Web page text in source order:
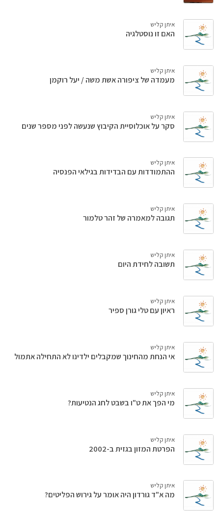
איתן קליש
האם זו נוסטלגיה
איתן קליש
מעמדה של ציפורה אשת משה / יעל רוקמן
איתן קליש
סקר על אוכלוסיית הקיבוץ שנעשה לפני מספר שנים
איתן קליש
ההתמודדות עם הבדידות בגילאי הפנסיה
איתן קליש
תגובה למאמרה של זהר טלמור
איתן קליש
תשובה לחידת היום
איתן קליש
ראיון עם טלי גורן ספיר
איתן קליש
אי הנחת מהחינוך שמקבלים ילדינו לא התחילה אתמול
איתן קליש
מי הפך את ט"ו בשבט לחג הנטיעות?
איתן קליש
הפרטת המזון בגזית ב-2002
איתן קליש
מה א"ד גורדון היה אומר על גירוש הפליטים?